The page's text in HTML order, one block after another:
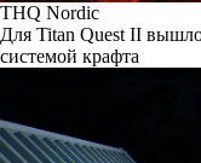
THQ Nordic
Для Titan Quest II
системой крафта